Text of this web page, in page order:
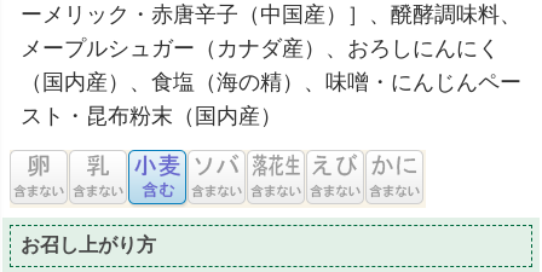
ーメリック・赤唐辛子（中国産）］、醗酵調味料、
メープルシュガー（カナダ産）、おろしにんにく
（国内産）、食塩（海の精）、味噌・にんじんペー
スト・昆布粉末（国内産）
お召し上がり方